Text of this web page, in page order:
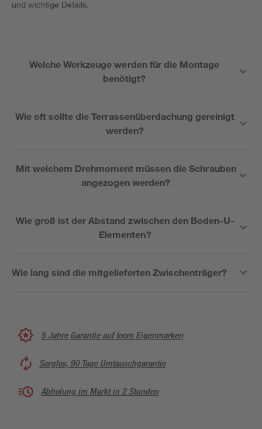
und wichtige Details.
Welche Werkzeuge werden für die Montage
benötigt?
Wie oft sollte die Terrassenüberdachung gereinigt
werden?
Mit welchem Drehmoment müssen die Schrauben
angezogen werden?
Wie groß ist der Abstand zwischen den Boden-U-
Elementen?
Wie lang sind die mitgelieferten Zwischenträger?
5 Jahre Garantie auf toom Eigenmarken
Sorglos, 90 Tage Umtauschgarantie
Abholung im Markt in 2 Stunden